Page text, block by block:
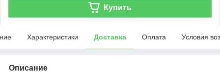
Купить
Характеристики Доставка Оплата Условия
Описание